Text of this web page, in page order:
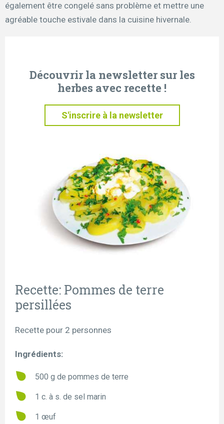
également être congelé sans problème et mettre une
agréable touche estivale dans la cuisine hivernale.
Découvrir la newsletter sur les
herbes avec recette !
S'inscrire à la newsletter
Recette: Pommes de terre
persillées
Recette pour 2 personnes
Ingrédients:
500 g de pommes de terre
1 c. à s. de sel marin
1 œuf